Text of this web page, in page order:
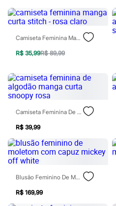
Shorts e Saias
Vestidos
Masculino
Em alta
Dia dos Pais
Inverno
Novidades
Bermudas
Camisas
Calças
Casacos e Jaquetas
Jeans
Polos
Acessórios
Bolsas e Mochilas
Chapéus e Bonés
Cintos
Carteiras
Relógios
Calçados
Camiseta Feminina Manga Curta Stitch - Rosa Claro
R$ 35,99R$ 89,99
Camiseta Feminina De Algodão Manga Curta Snoopy Rosa
R$ 39,99
Blusão Feminino De Moletom Com Capuz Mickey Off White
R$ 169,99